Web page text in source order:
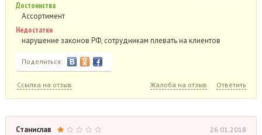
Достоинства
Ассортимент
Недостатки
нарушение законов РФ, сотрудникам плевать на клиентов
Поделиться:
Ссылка на отзыв Жалоба на отзыв Ответить
Станислав 26.01.2018